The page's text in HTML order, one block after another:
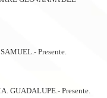
Presente.
Presente.